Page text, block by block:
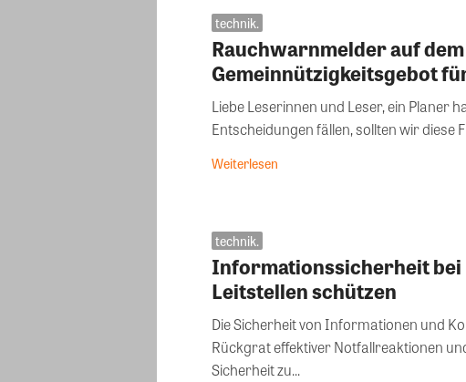
technik.
Rauchwarnmelder auf
Gemeinnützigkeitsgebot
Liebe Leserinnen und Leser, ein Planer hat mir einmal gesagt: Bevor wir
Entscheidungen fällen, sollten wir diese
Weiterlesen
technik.
Informationssicherheit bei
Leitstellen schützen
Die Sicherheit von Informationen und
Rückgrat effektiver Notfallreaktionen
Sicherheit zu...